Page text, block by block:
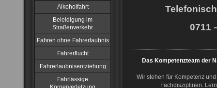
Alkoholfahrt
Beleidigung im
Straßenverkehr
Fahren ohne Fahrerlaubnis
Fahrerflucht
Fahrerlaubnisentziehung
Fahrlässige
0711
Das Kompetenzteam der
Wir stehen für Kompetenz
Fachdisziplinen.